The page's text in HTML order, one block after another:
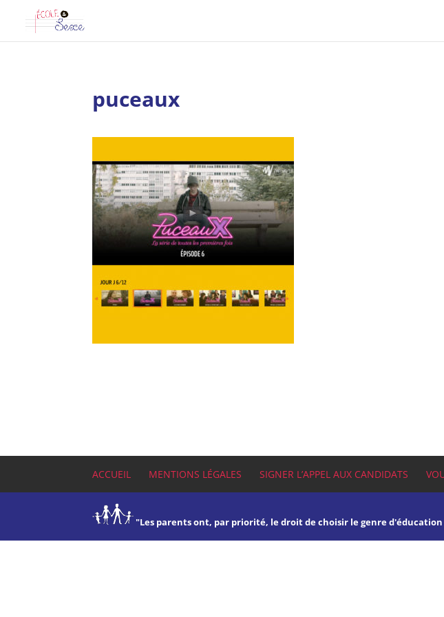
puceaux
ACCUEIL MENTIONS LÉGALES SIGNER L’APPEL AUX CANDIDATS
"Les parents ont, par priorité, le droit de choisir le genre